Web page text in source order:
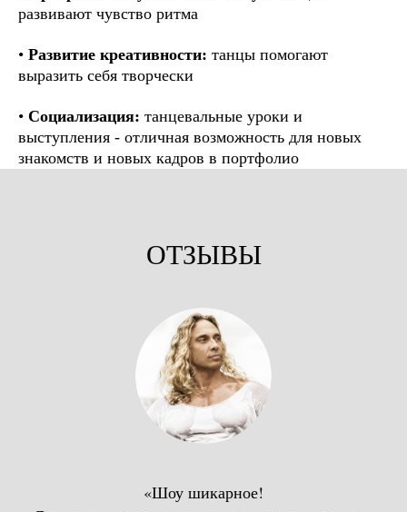
развивают чувство ритма
• Развитие креативности: танцы помогают
выразить себя творчески
• Социализация: танцевальные уроки и
выступления - отличная возможность для новых
знакомств и новых кадров в портфолио
ОТЗЫВЫ
«Шоу шикарное!